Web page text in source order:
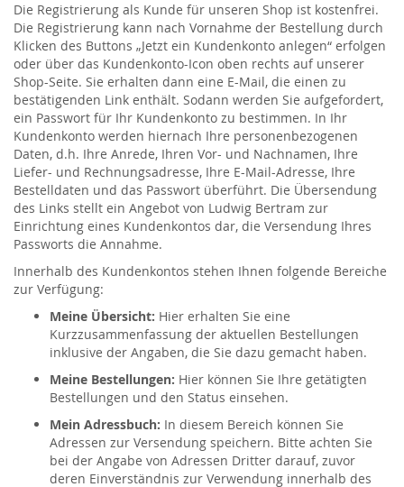
Die Registrierung als Kunde für unseren Shop ist kostenfrei.
Die Registrierung kann nach Vornahme der Bestellung durch
Klicken des Buttons „Jetzt ein Kundenkonto anlegen“ erfolgen
oder über das Kundenkonto-Icon oben rechts auf unserer
Shop-Seite. Sie erhalten dann eine E-Mail, die einen zu
bestätigenden Link enthält. Sodann werden Sie aufgefordert,
ein Passwort für Ihr Kundenkonto zu bestimmen. In Ihr
Kundenkonto werden hiernach Ihre personenbezogenen
Daten, d.h. Ihre Anrede, Ihren Vor- und Nachnamen, Ihre
Liefer- und Rechnungsadresse, Ihre E-Mail-Adresse, Ihre
Bestelldaten und das Passwort überführt. Die Übersendung
des Links stellt ein Angebot von Ludwig Bertram zur
Einrichtung eines Kundenkontos dar, die Versendung Ihres
Passworts die Annahme.
Innerhalb des Kundenkontos stehen Ihnen folgende Bereiche
zur Verfügung:
Meine Übersicht: Hier erhalten Sie eine
Kurzzusammenfassung der aktuellen Bestellungen
inklusive der Angaben, die Sie dazu gemacht haben.
Meine Bestellungen: Hier können Sie Ihre getätigten
Bestellungen und den Status einsehen.
Mein Adressbuch: In diesem Bereich können Sie
Adressen zur Versendung speichern. Bitte achten Sie
bei der Angabe von Adressen Dritter darauf, zuvor
deren Einverständnis zur Verwendung innerhalb des